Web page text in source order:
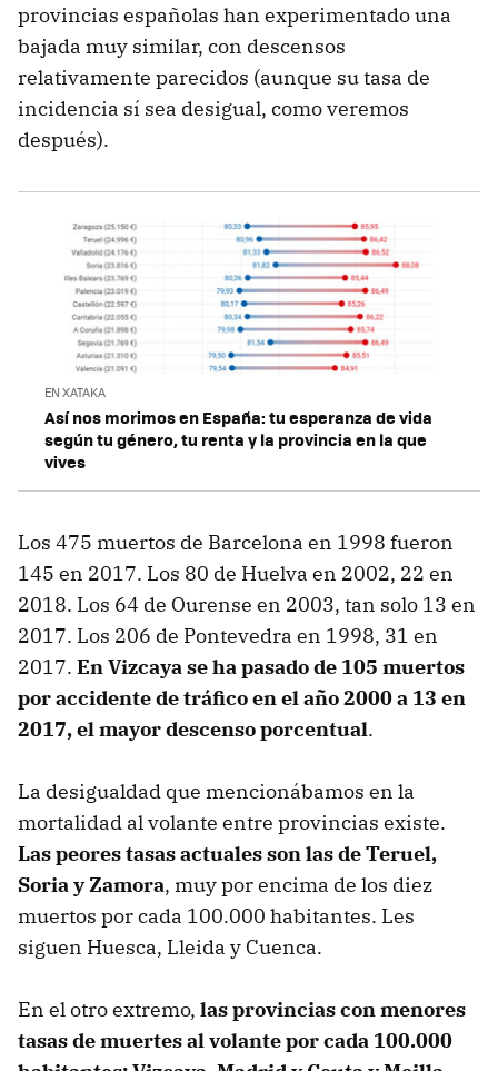
provincias españolas han experimentado una
bajada muy similar, con descensos
relativamente parecidos (aunque su tasa de
incidencia sí sea desigual, como veremos
después).
EN XATAKA
Así nos morimos en España: tu esperanza de vida
según tu género, tu renta y la provincia en la que
vives
Los 475 muertos de Barcelona en 1998 fueron
145 en 2017. Los 80 de Huelva en 2002, 22 en
2018. Los 64 de Ourense en 2003, tan solo 13 en
2017. Los 206 de Pontevedra en 1998, 31 en
2017. En Vizcaya se ha pasado de 105 muertos
por accidente de tráfico en el año 2000 a 13 en
2017, el mayor descenso porcentual.
La desigualdad que mencionábamos en la
mortalidad al volante entre provincias existe.
Las peores tasas actuales son las de Teruel,
Soria y Zamora, muy por encima de los diez
muertos por cada 100.000 habitantes. Les
siguen Huesca, Lleida y Cuenca.
En el otro extremo, las provincias con menores
tasas de muertes al volante por cada 100.000